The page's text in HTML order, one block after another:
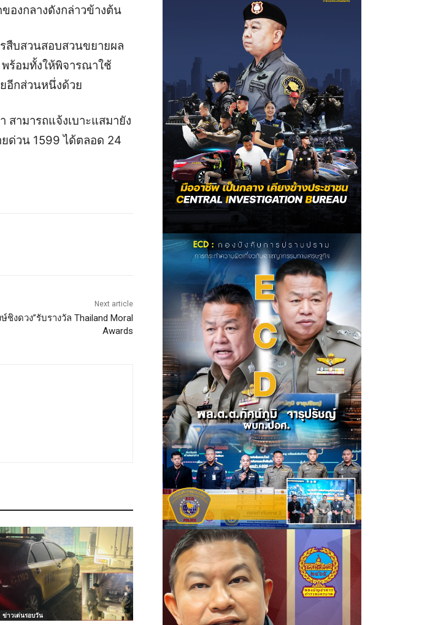
องกลางดังกล่าวข้างต้น
สืบสวนสอบสวนขยายผล
ร้อมทั้งให้พิจารณาใช้
อีกส่วนหนึ่งด้วย
ามารถแจ้งเบาะแสมายัง
ด่วน 1599 ได้ตลอด 24
Next article
ชิงดวง”รับรางวัล Thailand Moral
Awards
ข่าวเด่นรอบวัน